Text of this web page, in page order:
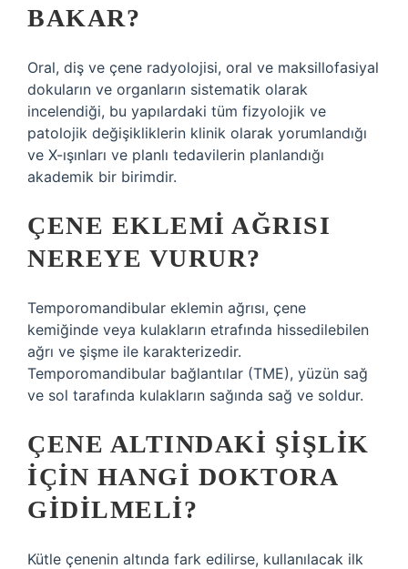
BAKAR?
Oral, diş ve çene radyolojisi, oral ve maksillofasiyal
dokuların ve organların sistematik olarak
incelendiği, bu yapılardaki tüm fizyolojik ve
patolojik değişikliklerin klinik olarak yorumlandığı
ve X-ışınları ve planlı tedavilerin planlandığı
akademik bir birimdir.
ÇENE EKLEMI AĞRISI
NEREYE VURUR?
Temporomandibular eklemin ağrısı, çene
kemiğinde veya kulakların etrafında hissedilebilen
ağrı ve şişme ile karakterizedir.
Temporomandibular bağlantılar (TME), yüzün sağ
ve sol tarafında kulakların sağında sağ ve soldur.
ÇENE ALTINDAKI ŞIŞLIK
IÇIN HANGI DOKTORA
GIDILMELI?
Kütle çenenin altında fark edilirse, kullanılacak ilk